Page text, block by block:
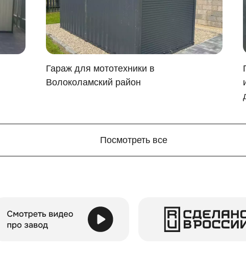
доступ к нему.
(поставляется в комплекте).
подготовка фундамента, достаточно установить
Гараж для мототехники в
Волоколамский район
Посмотреть все